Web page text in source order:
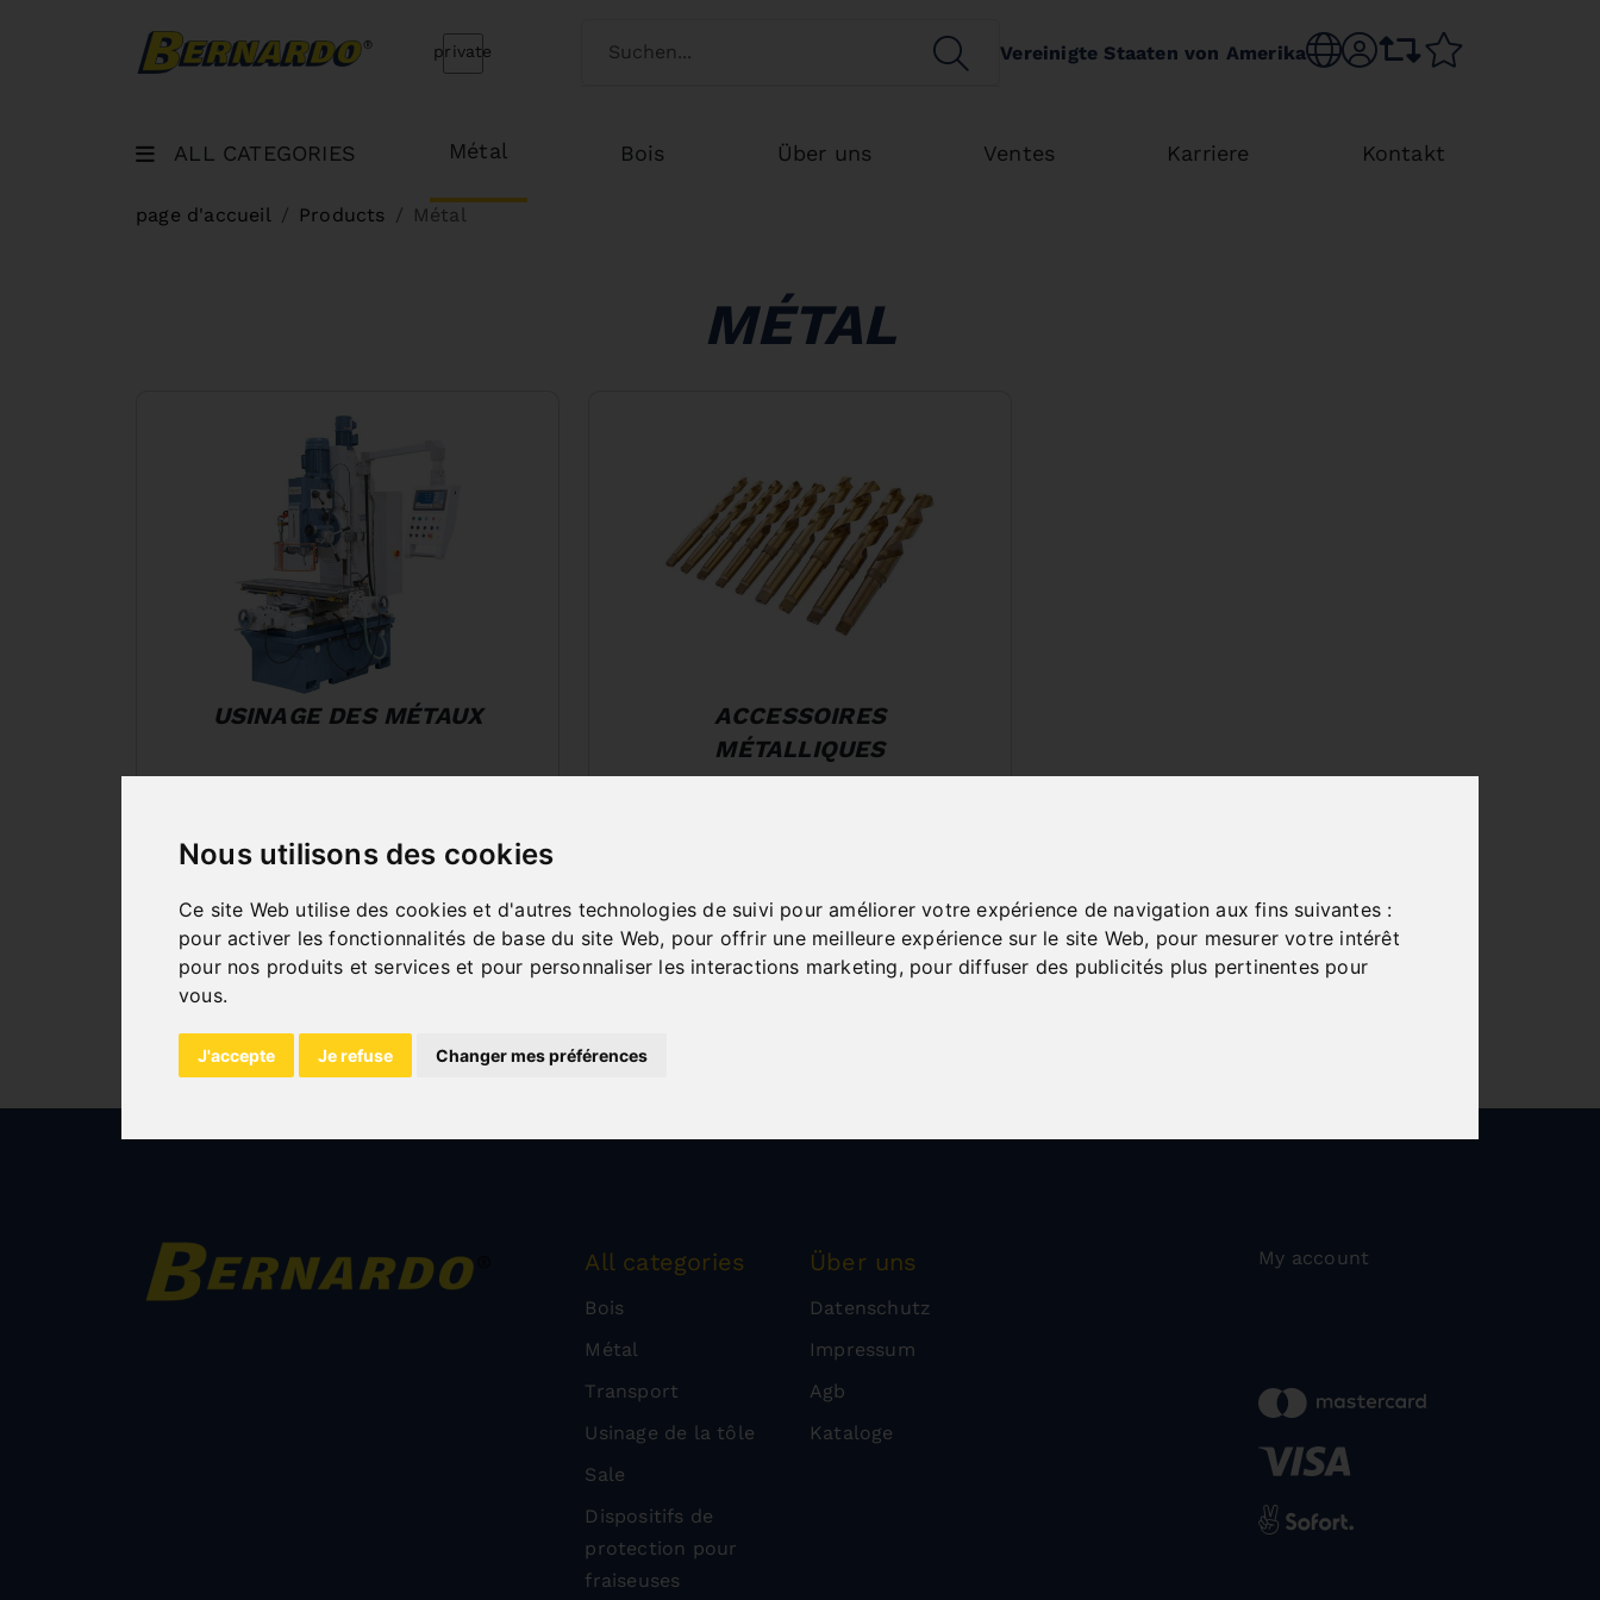
Nous utilisons des cookies
Ce site Web utilise des cookies et d'autres technologies de suivi pour améliorer votre expérience de navigation aux fins suivantes :
pour activer les fonctionnalités de base du site Web, pour offrir une meilleure expérience sur le site Web, pour mesurer votre intérêt
pour nos produits et services et pour personnaliser les interactions marketing, pour diffuser des publicités plus pertinentes pour
vous.
J'accepte Je refuse Changer mes préférences
Bernardo Home Switch customertype
private SEARCHVereinigte Staaten von Amerika Choose language
sr.accountcomparison list
ALL CATEGORIES Métal Bois Über uns Ventes Karriere Kontakt
page d'accueil Products Métal
MÉTAL
USINAGE DES MÉTAUX
ACCESSOIRES
MÉTALLIQUES
All categories
Bois
Métal
Transport
Usinage de la tôle
Sale
Dispositifs de
protection pour
fraiseuses
Über uns
Datenschutz
Impressum
Agb
Kataloge
My account